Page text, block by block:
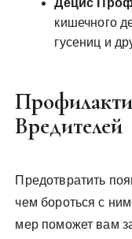
Децис
кишечного
гусениц и
Вредителей
Предотвратить
чем бороться с
мер поможет вам